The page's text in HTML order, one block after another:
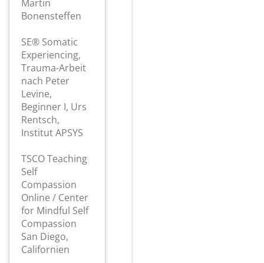
Martin
Bonensteffen
SE® Somatic
Experiencing,
Trauma-Arbeit
nach Peter
Levine,
Beginner I, Urs
Rentsch,
Institut APSYS
TSCO Teaching
Self
Compassion
Online / Center
for Mindful Self
Compassion
San Diego,
Californien